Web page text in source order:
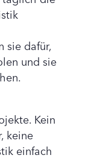
sie dafür,
und sie
Kein
keine
einfach